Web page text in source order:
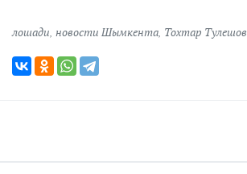
лошади, новости Шымкента, Тохтар Тулешов